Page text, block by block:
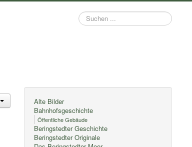
Suchen
...
Alte Bilder
Bahnhofsgeschichte
Öffentliche Gebäude
Beringstedter Geschichte
Beringstedter Originale